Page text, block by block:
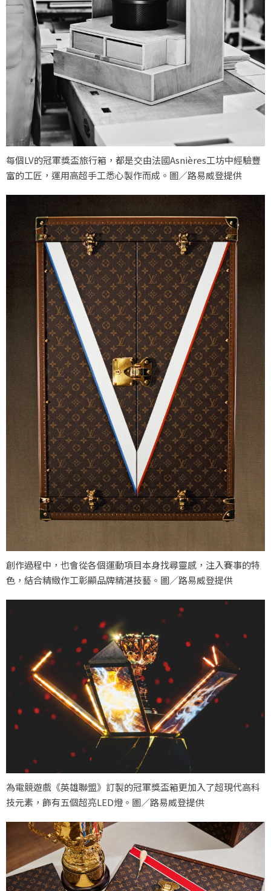
每個LV的冠軍獎盃旅行箱，都是交由法國Asnières工坊中經驗豐
富的工匠，運用高超手工悉心製作而成。圖／路易威登提供
創作過程中，也會從各個運動項目本身找尋靈感，注入賽事的特
色，結合精緻作工彰顯品牌精湛技藝。圖／路易威登提供
為電競遊戲《英雄聯盟》訂製的冠軍獎盃箱更加入了超現代高科
技元素，飾有五個超亮LED燈。圖／路易威登提供